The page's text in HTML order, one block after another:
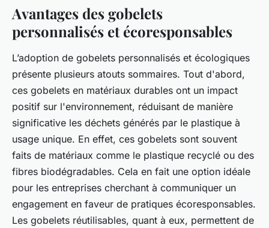
Avantages des gobelets
personnalisés et écoresponsables
L’adoption de gobelets personnalisés et écologiques
présente plusieurs atouts sommaires. Tout d'abord,
ces gobelets en matériaux durables ont un impact
positif sur l'environnement, réduisant de manière
significative les déchets générés par le plastique à
usage unique. En effet, ces gobelets sont souvent
faits de matériaux comme le plastique recyclé ou des
fibres biodégradables. Cela en fait une option idéale
pour les entreprises cherchant à communiquer un
engagement en faveur de pratiques écoresponsables.
Les gobelets réutilisables, quant à eux, permettent de